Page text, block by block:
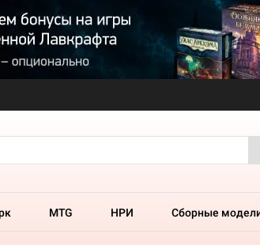
MTG НРИ Сборные